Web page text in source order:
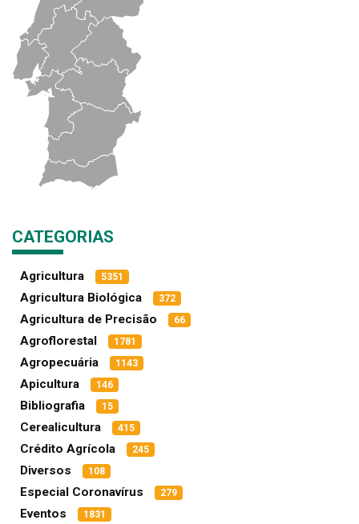
CATEGORIAS
Agricultura 5351
Agricultura Biológica 372
Agricultura de Precisão 66
Agroflorestal 1781
Agropecuária 1143
Apicultura 146
Bibliografia 15
Cerealicultura 415
Crédito Agrícola 245
Diversos 108
Especial Coronavírus 279
Eventos 1831